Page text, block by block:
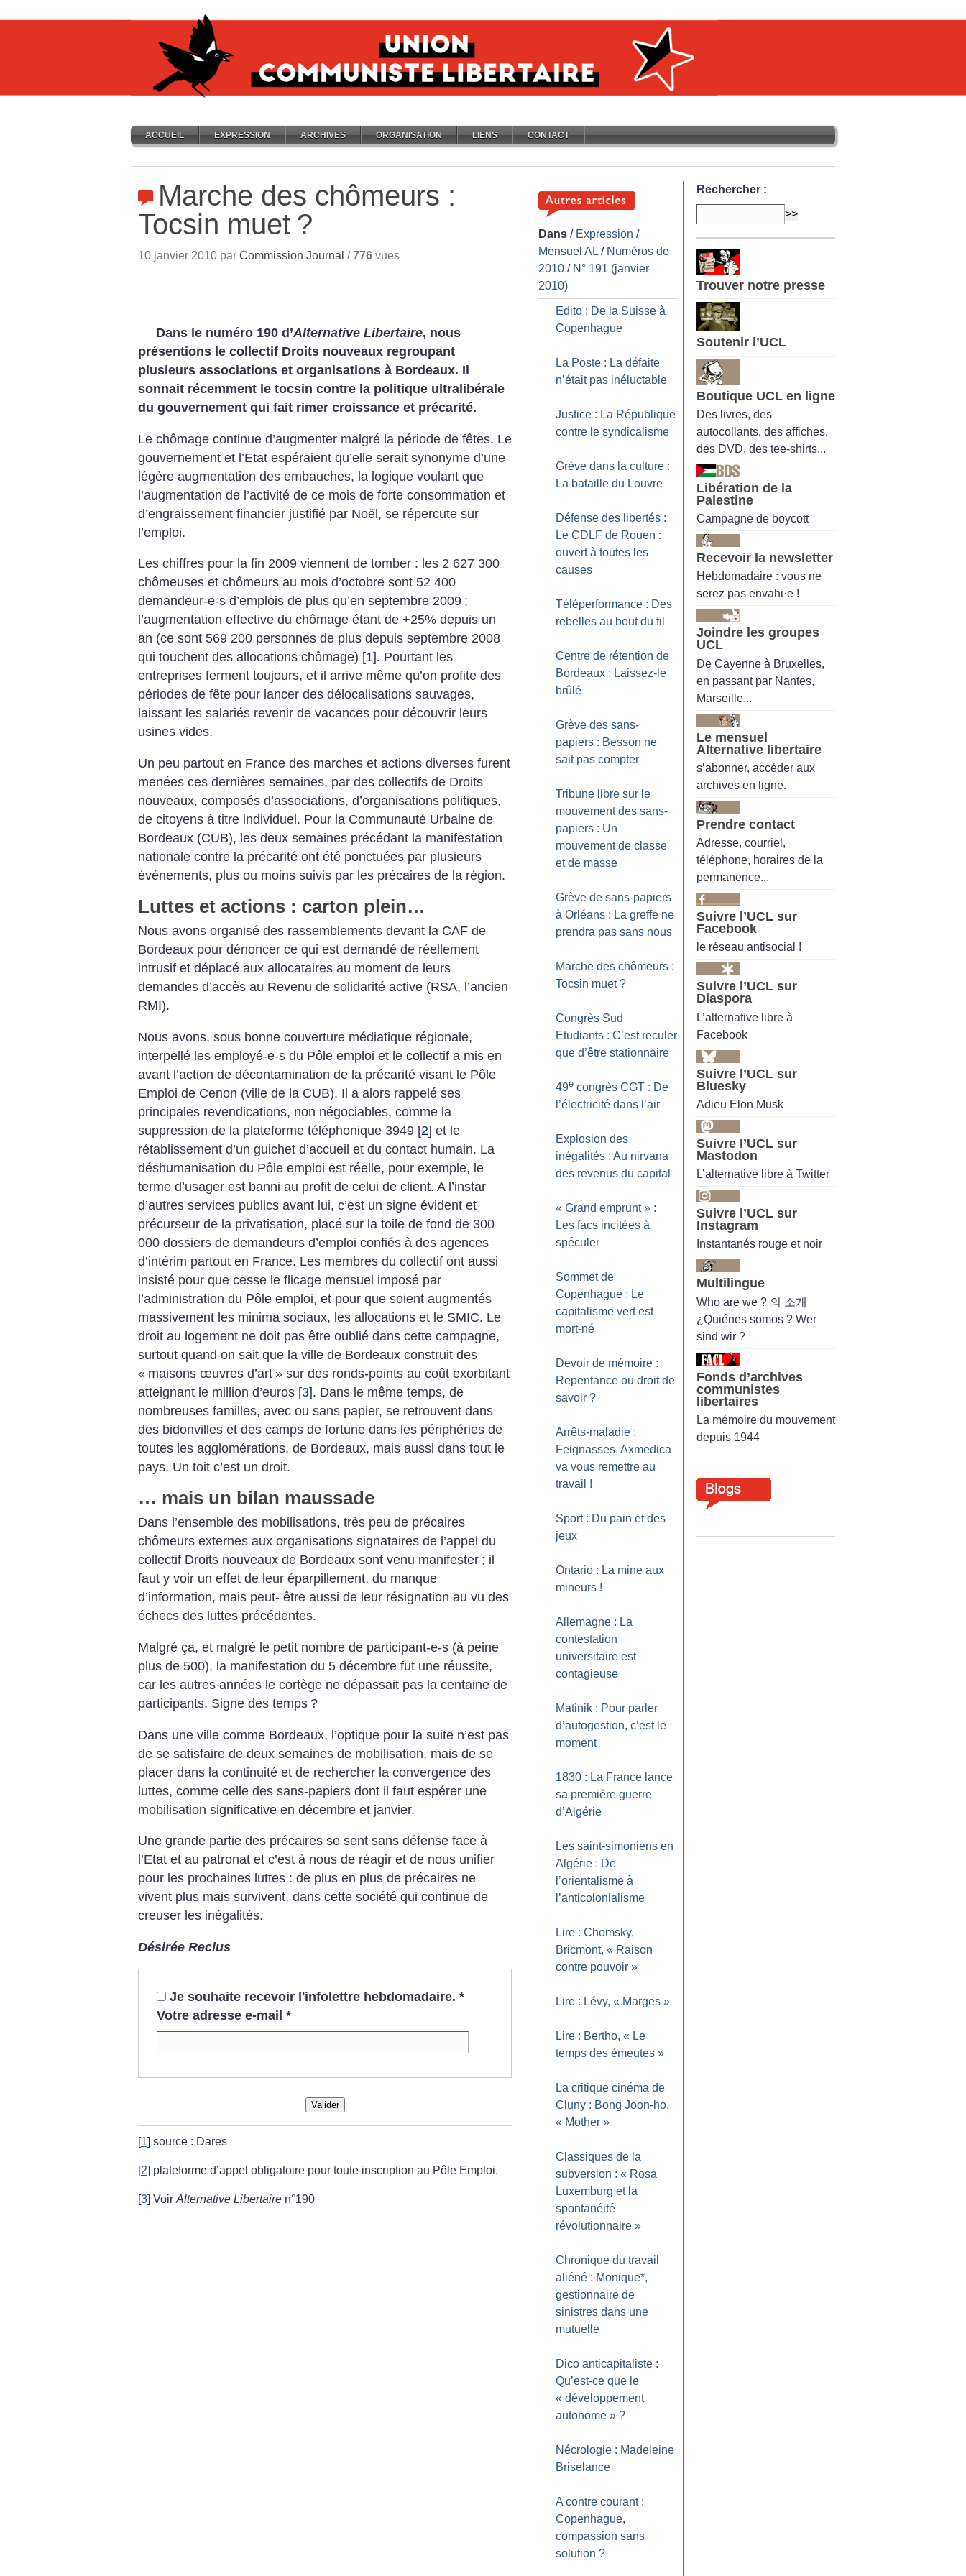
ACCUEIL EXPRESSION ARCHIVES ORGANISATION LIENS CONTACT
Marche des chômeurs :
Tocsin muet ?
10 janvier 2010 par Commission Journal /776 vues
Dans le numéro 190 d’Alternative Libertaire, nous
présentions le collectif Droits nouveaux regroupant
plusieurs associations et organisations à Bordeaux. Il
sonnait récemment le tocsin contre la politique ultralibérale
du gouvernement qui fait rimer croissance et précarité.
Le chômage continue d’augmenter malgré la période de fêtes. Le
gouvernement et l’Etat espéraient qu’elle serait synonyme d’une
légère augmentation des embauches, la logique voulant que
l’augmentation de l’activité de ce mois de forte consommation et
d’engraissement financier justifié par Noël, se répercute sur
l’emploi.
Les chiffres pour la fin 2009 viennent de tomber : les 2 627 300
chômeuses et chômeurs au mois d’octobre sont 52 400
demandeur-e-s d’emplois de plus qu’en septembre 2009 ;
l’augmentation effective du chômage étant de +25% depuis un
an (ce sont 569 200 personnes de plus depuis septembre 2008
qui touchent des allocations chômage) [1]. Pourtant les
entreprises ferment toujours, et il arrive même qu’on profite des
périodes de fête pour lancer des délocalisations sauvages,
laissant les salariés revenir de vacances pour découvrir leurs
usines vides.
Un peu partout en France des marches et actions diverses furent
menées ces dernières semaines, par des collectifs de Droits
nouveaux, composés d’associations, d’organisations politiques,
de citoyens à titre individuel. Pour la Communauté Urbaine de
Bordeaux (CUB), les deux semaines précédant la manifestation
nationale contre la précarité ont été ponctuées par plusieurs
événements, plus ou moins suivis par les précaires de la région.
Luttes et actions : carton plein…
Nous avons organisé des rassemblements devant la CAF de
Bordeaux pour dénoncer ce qui est demandé de réellement
intrusif et déplacé aux allocataires au moment de leurs
demandes d’accès au Revenu de solidarité active (RSA, l’ancien
RMI).
Nous avons, sous bonne couverture médiatique régionale,
interpellé les employé-e-s du Pôle emploi et le collectif a mis en
avant l’action de décontamination de la précarité visant le Pôle
Emploi de Cenon (ville de la CUB). Il a alors rappelé ses
principales revendications, non négociables, comme la
suppression de la plateforme téléphonique 3949 [2] et le
rétablissement d’un guichet d’accueil et du contact humain. La
déshumanisation du Pôle emploi est réelle, pour exemple, le
terme d’usager est banni au profit de celui de client. A l’instar
d’autres services publics avant lui, c’est un signe évident et
précurseur de la privatisation, placé sur la toile de fond de 300
000 dossiers de demandeurs d’emploi confiés à des agences
d’intérim partout en France. Les membres du collectif ont aussi
insisté pour que cesse le flicage mensuel imposé par
l’administration du Pôle emploi, et pour que soient augmentés
massivement les minima sociaux, les allocations et le SMIC. Le
droit au logement ne doit pas être oublié dans cette campagne,
surtout quand on sait que la ville de Bordeaux construit des
« maisons œuvres d’art » sur des ronds-points au coût exorbitant
atteignant le million d’euros [3]. Dans le même temps, de
nombreuses familles, avec ou sans papier, se retrouvent dans
des bidonvilles et des camps de fortune dans les périphéries de
toutes les agglomérations, de Bordeaux, mais aussi dans tout le
pays. Un toit c’est un droit.
… mais un bilan maussade
Dans l’ensemble des mobilisations, très peu de précaires
chômeurs externes aux organisations signataires de l’appel du
collectif Droits nouveaux de Bordeaux sont venu manifester ; il
faut y voir un effet de leur éparpillement, du manque
d’information, mais peut- être aussi de leur résignation au vu des
échecs des luttes précédentes.
Malgré ça, et malgré le petit nombre de participant-e-s (à peine
plus de 500), la manifestation du 5 décembre fut une réussite,
car les autres années le cortège ne dépassait pas la centaine de
participants. Signe des temps ?
Dans une ville comme Bordeaux, l’optique pour la suite n’est pas
de se satisfaire de deux semaines de mobilisation, mais de se
placer dans la continuité et de rechercher la convergence des
luttes, comme celle des sans-papiers dont il faut espérer une
mobilisation significative en décembre et janvier.
Une grande partie des précaires se sent sans défense face à
l’Etat et au patronat et c’est à nous de réagir et de nous unifier
pour les prochaines luttes : de plus en plus de précaires ne
vivent plus mais survivent, dans cette société qui continue de
creuser les inégalités.
Désirée Reclus
Je souhaite recevoir l'infolettre hebdomadaire. *
Votre adresse e-mail *
Valider
[1] source : Dares
[2] plateforme d’appel obligatoire pour toute inscription au Pôle Emploi.
[3] Voir Alternative Libertaire n°190
Dans / Expression /
Mensuel AL / Numéros de
2010 / N° 191 (janvier
2010)
Edito : De la Suisse à
Copenhague
La Poste : La défaite
n’était pas inéluctable
Justice : La République
contre le syndicalisme
Grève dans la culture :
La bataille du Louvre
Défense des libertés :
Le CDLF de Rouen :
ouvert à toutes les
causes
Téléperformance : Des
rebelles au bout du fil
Centre de rétention de
Bordeaux : Laissez-le
brûlé
Grève des sans-
papiers : Besson ne
sait pas compter
Tribune libre sur le
mouvement des sans-
papiers : Un
mouvement de classe
et de masse
Grève de sans-papiers
à Orléans : La greffe ne
prendra pas sans nous
Marche des chômeurs :
Tocsin muet ?
Congrès Sud
Etudiants : C’est reculer
que d’être stationnaire
49e congrès CGT : De
l’électricité dans l’air
Explosion des
inégalités : Au nirvana
des revenus du capital
« Grand emprunt » :
Les facs incitées à
spéculer
Sommet de
Copenhague : Le
capitalisme vert est
mort-né
Devoir de mémoire :
Repentance ou droit de
savoir ?
Arrêts-maladie :
Feignasses, Axmedica
va vous remettre au
travail !
Sport : Du pain et des
jeux
Ontario : La mine aux
mineurs !
Allemagne : La
contestation
universitaire est
contagieuse
Matinik : Pour parler
d’autogestion, c’est le
moment
1830 : La France lance
sa première guerre
d’Algérie
Les saint-simoniens en
Algérie : De
l’orientalisme à
l’anticolonialisme
Lire : Chomsky,
Bricmont, « Raison
contre pouvoir »
Lire : Lévy, « Marges »
Lire : Bertho, « Le
temps des émeutes »
La critique cinéma de
Cluny : Bong Joon-ho,
« Mother »
Classiques de la
subversion : « Rosa
Luxemburg et la
spontanéité
révolutionnaire »
Chronique du travail
aliéné : Monique*,
gestionnaire de
sinistres dans une
mutuelle
Dico anticapitaliste :
Qu’est-ce que le
« développement
autonome » ?
Nécrologie : Madeleine
Briselance
A contre courant :
Copenhague,
compassion sans
solution ?
Rechercher :
Trouver notre presse
Soutenir l’UCL
Boutique UCL en ligne
Des livres, des
autocollants, des affiches,
des DVD, des tee-shirts...
Libération de la
Palestine
Campagne de boycott
Recevoir la newsletter
Hebdomadaire : vous ne
serez pas envahi·e !
Joindre les groupes
UCL
De Cayenne à Bruxelles,
en passant par Nantes,
Marseille...
Le mensuel
Alternative libertaire
s’abonner, accéder aux
archives en ligne.
Prendre contact
Adresse, courriel,
téléphone, horaires de la
permanence...
Suivre l’UCL sur
Facebook
le réseau antisocial !
Suivre l’UCL sur
Diaspora
L’alternative libre à
Facebook
Suivre l’UCL sur
Bluesky
Adieu Elon Musk
Suivre l’UCL sur
Mastodon
L’alternative libre à Twitter
Suivre l’UCL sur
Instagram
Instantanés rouge et noir
Multilingue
Who are we ? 의 소개
¿Quiénes somos ? Wer
sind wir ?
Fonds d’archives
communistes
libertaires
La mémoire du mouvement
depuis 1944